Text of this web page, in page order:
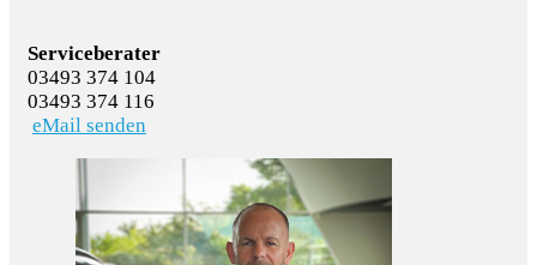
Serviceberater
03493 374 104
03493 374 116
eMail senden